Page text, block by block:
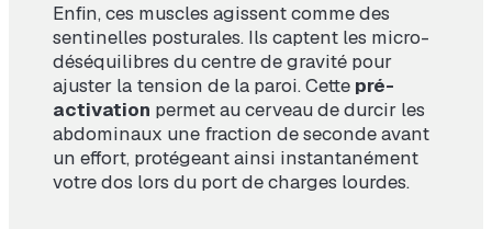
Enfin, ces muscles agissent comme des
sentinelles posturales. Ils captent les micro-
déséquilibres du centre de gravité pour
ajuster la tension de la paroi. Cette pré-
activation permet au cerveau de durcir les
abdominaux une fraction de seconde avant
un effort, protégeant ainsi instantanément
votre dos lors du port de charges lourdes.